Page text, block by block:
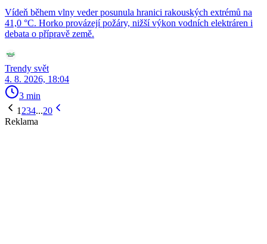
Vídeň během vlny veder posunula hranici rakouských extrémů na
41,0 °C. Horko provázejí požáry, nižší výkon vodních elektráren i
debata o přípravě země.
Trendy svět
4. 8. 2026, 18:04
3 min
1 234...20
Reklama